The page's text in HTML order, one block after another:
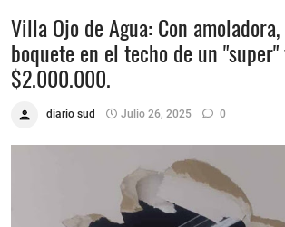
Villa Ojo de Agua: Con
boquete en el techo de un
$2.000.000.
diario sud Julio 26, 2025 0